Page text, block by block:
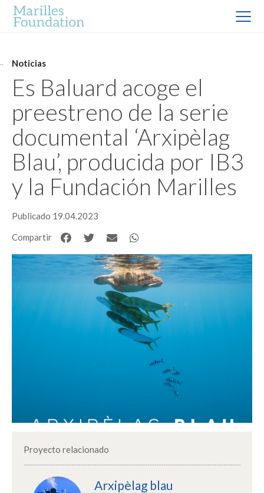
Noticias
Es Baluard acoge el
preestreno de la serie
documental ‘Arxipèlag
Blau’, producida por IB3
y la Fundación Marilles
Publicado 19.04.2023
Compartir
Proyecto relacionado
Arxipèlag blau